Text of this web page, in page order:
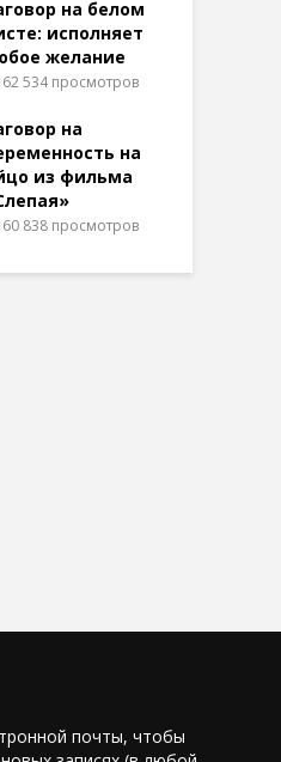
на белом
исполняет
желание
62 534 просмотров
на
на
из фильма
60 838 просмотров
почты, чтобы